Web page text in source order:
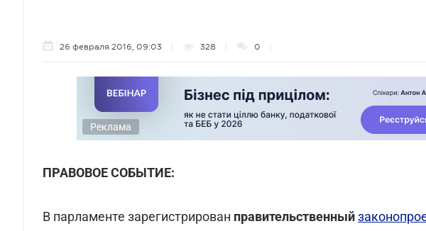
26 февраля 2016, 09:03 328 0
Реклама
ПРАВОВОЕ СОБЫТИЕ:
В парламенте зарегистрирован правительственный